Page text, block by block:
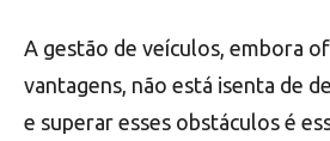
A gestão de veículos, embora
vantagens, não está isenta de
e superar esses obstáculos é